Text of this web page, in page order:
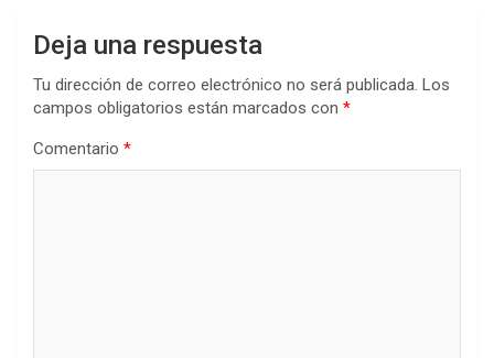
Deja una respuesta
Tu dirección de correo electrónico no será publicada. Los
campos obligatorios están marcados con *
Comentario *